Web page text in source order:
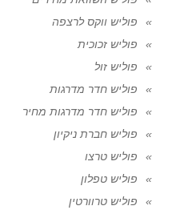
פוליש ווקס לרצפה
פוליש זכוכית
פוליש זול
פוליש חדר מדרגות
פוליש חדר מדרגות מחיר
פוליש חברת ניקיון
פוליש טרצו
פוליש טפלון
פוליש טרוורטין